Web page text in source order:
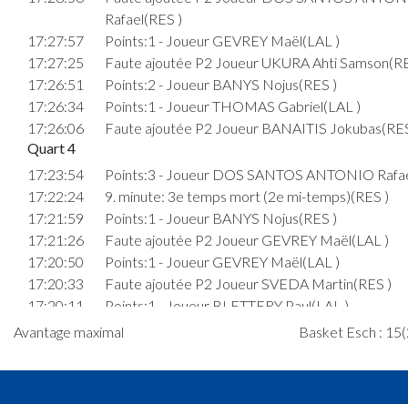
Rafael(RES )
17:27:57
Points:1 - Joueur GEVREY Maël(LAL )
17:27:25
Faute ajoutée P2 Joueur UKURA Ahti
17:26:51
Points:2 - Joueur BANYS Nojus(RES )
17:26:34
Points:1 - Joueur THOMAS Gabriel(LAL )
17:26:06
Faute ajoutée P2 Joueur BANAITIS
Quart 4
17:23:54
Points:3 - Joueur DOS SANTOS ANTONIO
17:22:24
9. minute: 3e temps mort (2e mi-temps)(RES )
17:21:59
Points:1 - Joueur BANYS Nojus(RES )
17:21:26
Faute ajoutée P2 Joueur GEVREY Maël(LAL )
17:20:50
Points:1 - Joueur GEVREY Maël(LAL )
17:20:33
Faute ajoutée P2 Joueur SVEDA Martin(RES )
17:20:11
Points:1 - Joueur BLETTERY Paul(LAL )
17:19:32
Faute ajoutée P2 Joueur BANYS Nojus(RES )
17:18:32
Faute ajoutée P2 Joueur TOLIUSIS
Avantage maximal Basket Esch :